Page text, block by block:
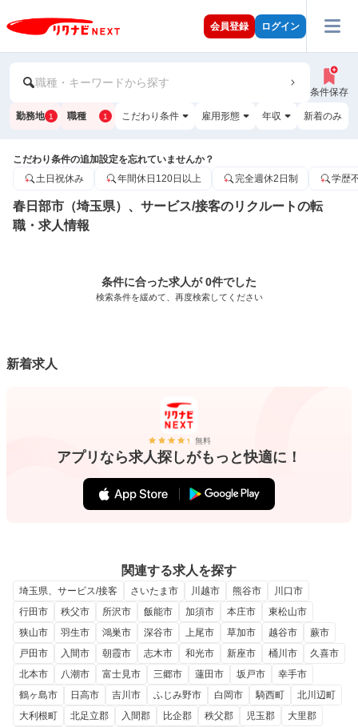
会員登録 ログイン
職種・キーワードから探す
条件保存
勤務地 1 職種 1 こだわり条件 雇用形態 年収 新着のみ
こだわり条件の追加設定を忘れていませんか？
土日祝休み
年間休日120日以上 完全週休2日制 学歴
春日部市（埼玉県）、サービス/接客のリクルートの転
職・求人情報
条件に合った求人が 0件でした
検索条件を緩めて、再度検索してください
新着求人
無料
アプリなら求人探しがもっと快適に！
関連する求人を探す
埼玉県、サービス/接客 さいたま市 川越市 熊谷市
川口市
行田市
秩父市 所沢市 飯能市 加須市 本庄市
東松山市
狭山市
羽生市 鴻巣市 深谷市 上尾市 草加市 越谷市
蕨市
戸田市
入間市 朝霞市 志木市 和光市 新座市 桶川市
久喜市
北本市
八潮市 富士見市 三郷市 蓮田市 坂戸市
幸手市
鶴ヶ島市
日高市 吉川市 ふじみ野市 白岡市 騎西町
北川辺町
大利根町
北足立郡 入間郡 比企郡 秩父郡 児玉郡
大里郡